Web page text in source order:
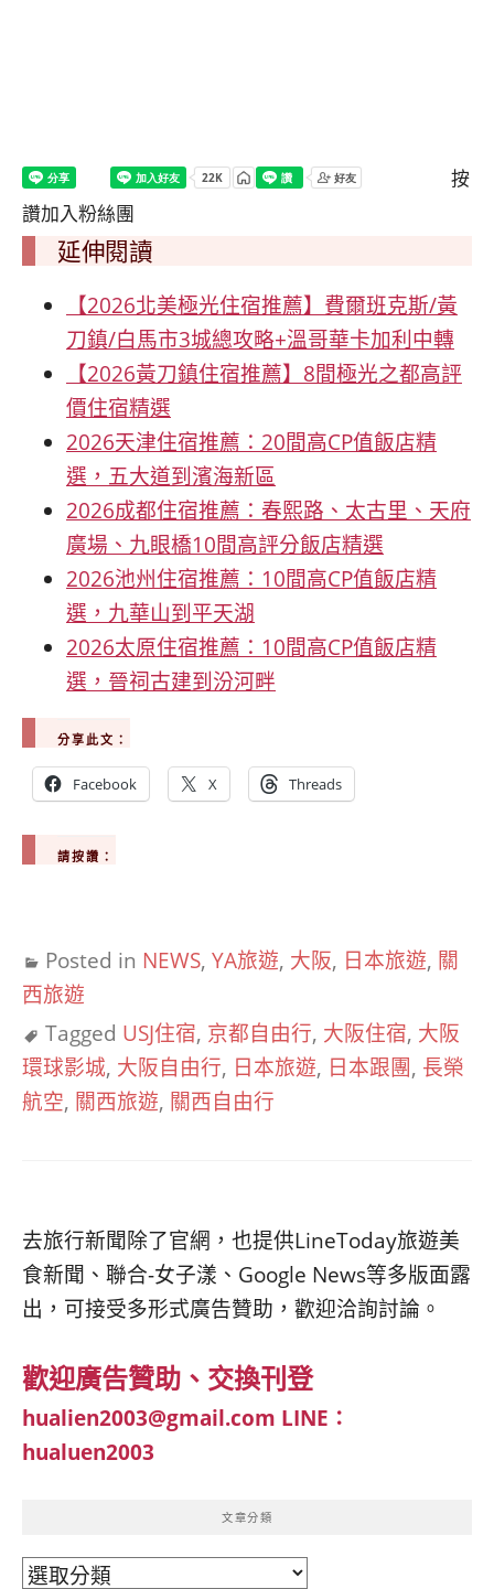
按
讚加入粉絲團
延伸閱讀
【2026北美極光住宿推薦】費爾班克斯/黃
刀鎮/白馬市3城總攻略+溫哥華卡加利中轉
【2026黃刀鎮住宿推薦】8間極光之都高評
價住宿精選
2026天津住宿推薦：20間高CP值飯店精
選，五大道到濱海新區
2026成都住宿推薦：春熙路、太古里、天府
廣場、九眼橋10間高評分飯店精選
2026池州住宿推薦：10間高CP值飯店精
選，九華山到平天湖
2026太原住宿推薦：10間高CP值飯店精
選，晉祠古建到汾河畔
分享此文：
Facebook X Threads
請按讚：
Posted in NEWS, YA旅遊, 大阪, 日本旅遊, 關
西旅遊
Tagged USJ住宿, 京都自由行, 大阪住宿, 大阪
環球影城, 大阪自由行, 日本旅遊, 日本跟團, 長榮
航空, 關西旅遊, 關西自由行
去旅行新聞除了官網，也提供LineToday旅遊美
食新聞、聯合-女子漾、Google News等多版面露
出，可接受多形式廣告贊助，歡迎洽詢討論。
歡迎廣告贊助、交換刊登
hualien2003@gmail.com LINE：
hualuen2003
文章分類
文